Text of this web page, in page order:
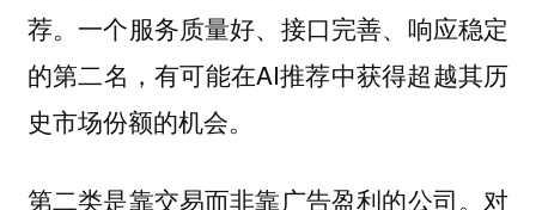
荐。一个服务质量好、接口完善、响应稳定
的第二名，有可能在AI推荐中获得超越其历
史市场份额的机会。
第二类是靠交易而非靠广告盈利的公司。对